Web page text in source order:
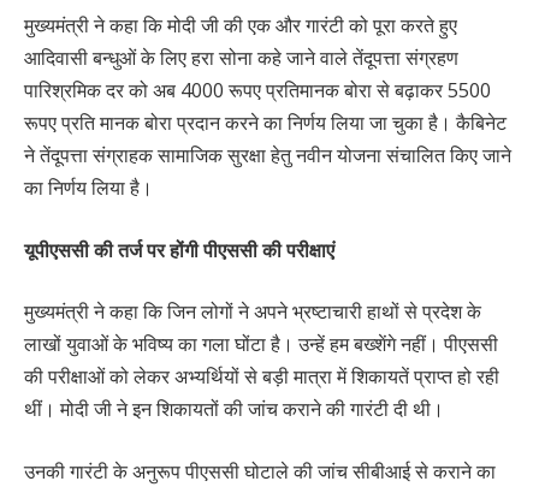
मुख्यमंत्री ने कहा कि मोदी जी की एक और गारंटी को पूरा करते हुए
आदिवासी बन्धुओं के लिए हरा सोना कहे जाने वाले तेंदूपत्ता संग्रहण
पारिश्रमिक दर को अब 4000 रूपए प्रतिमानक बोरा से बढ़ाकर 5500
रूपए प्रति मानक बोरा प्रदान करने का निर्णय लिया जा चुका है। कैबिनेट
ने तेंदूपत्ता संग्राहक सामाजिक सुरक्षा हेतु नवीन योजना संचालित किए जाने
का निर्णय लिया है।
यूपीएससी की तर्ज पर होंगी पीएससी की परीक्षाएं
मुख्यमंत्री ने कहा कि जिन लोगों ने अपने भ्रष्टाचारी हाथों से प्रदेश के
लाखों युवाओं के भविष्य का गला घोंटा है। उन्हें हम बख्शेंगे नहीं। पीएससी
की परीक्षाओं को लेकर अभ्यर्थियों से बड़ी मात्रा में शिकायतें प्राप्त हो रही
थीं। मोदी जी ने इन शिकायतों की जांच कराने की गारंटी दी थी।
उनकी गारंटी के अनुरूप पीएससी घोटाले की जांच सीबीआई से कराने का